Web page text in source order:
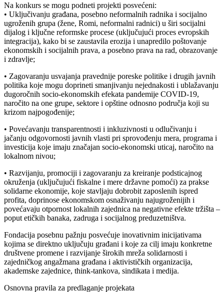
Na konkurs se mogu podneti projekti posvećeni:
• Uključivanju građana, posebno neformalnih radnika i socijalno
ugroženih grupa (žene, Romi, neformalni radnici) u širi socijalni
dijalog i ključne reformske procese (uključujući proces evropskih
integracija), kako bi se zaustavila erozija i unapredilo poštovanje
ekonomskih i socijalnih prava, a posebno prava na rad, obrazovanje
i zdravlje;
• Zagovaranju usvajanja pravednije poreske politike i drugih javnih
politika koje mogu doprineti smanjivanju nejednakosti i ublažavanju
dugoročnih socio-ekonomskih efekata pandemije COVID-19,
naročito na one grupe, sektore i opštine odnosno područja koji su
krizom najpogođenije;
• Povećavanju transparentnosti i inkluzivnosti u odlučivanju i
jačanju odgovornosti javnih vlasti pri sprovođenju mera, programa i
investicija koje imaju značajan socio-ekonomski uticaj, naročito na
lokalnom nivou;
• Razvijanju, promociji i zagovaranju za kreiranje podsticajnog
okruženja (uključujući fiskalne i mere državne pomoći) za prakse
solidarne ekonomije, koje stavljaju dobrobit zaposlenih ispred
profita, doprinose ekonomskom osnaživanju najugroženijih i
povećavaju otpornost lokalnih zajednica na negativne efekte tržišta –
poput etičkih banaka, zadruga i socijalnog preduzetništva.
Fondacija posebnu pažnju posvećuje inovativnim inicijativama
kojima se direktno uključuju građani i koje za cilj imaju konkretne
društvene promene i razvijanje širokih mreža solidarnosti i
zajedničkog angažmana građana i aktivističkih organizacija,
akademske zajednice, think-tankova, sindikata i medija.
Osnovna pravila za predlaganje projekata